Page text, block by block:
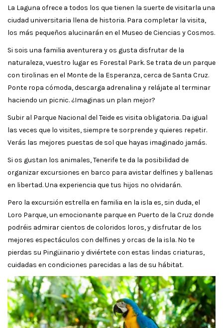
La Laguna ofrece a todos los que tienen la suerte de visitarla una
ciudad universitaria llena de historia. Para completar la visita,
los más pequeños alucinarán en el Museo de Ciencias y Cosmos.
Si sois una familia aventurera y os gusta disfrutar de la
naturaleza, vuestro lugar es Forestal Park. Se trata de un parque
con tirolinas en el Monte de la Esperanza, cerca de Santa Cruz.
Ponte ropa cómoda, descarga adrenalina y relájate al terminar
haciendo un picnic. ¿Imaginas un plan mejor?
Subir al Parque Nacional del Teide es visita obligatoria. Da igual
las veces que lo visites, siempre te sorprende y quieres repetir.
Verás las mejores puestas de sol que hayas imaginado jamás.
Si os gustan los animales, Tenerife te da la posibilidad de
organizar excursiones en barco para avistar delfines y ballenas
en libertad. Una experiencia que tus hijos no olvidarán.
Pero la excursión estrella en familia en la isla es, sin duda, el
Loro Parque, un emocionante parque en Puerto de la Cruz donde
podréis admirar cientos de coloridos loros, y disfrutar de los
mejores espectáculos con delfines y orcas de la isla. No te
pierdas su Pingüinario y diviértete con estas lindas criaturas,
cuidadas en condiciones parecidas a las de su hábitat.